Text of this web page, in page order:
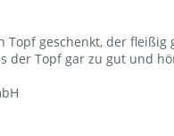
Topf geschenkt, der
der Topf gar zu gut und